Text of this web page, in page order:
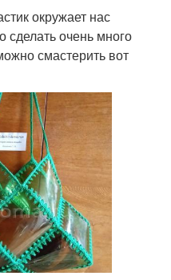
окружает нас
сделать очень много
смастерить вот